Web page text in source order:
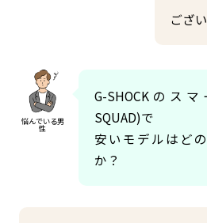
ござ
悩んでいる男
性
G-SHOCKのス
SQUAD)で
安いモデルはど
か？